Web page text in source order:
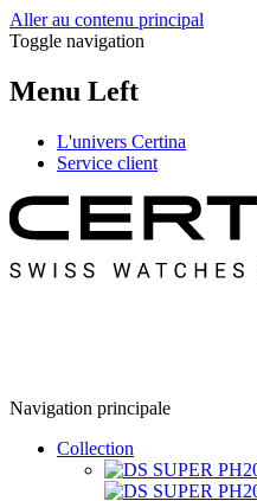
Aller au contenu principal
Toggle navigation
Menu Left
L'univers Certina
Service client
Navigation principale
Collection